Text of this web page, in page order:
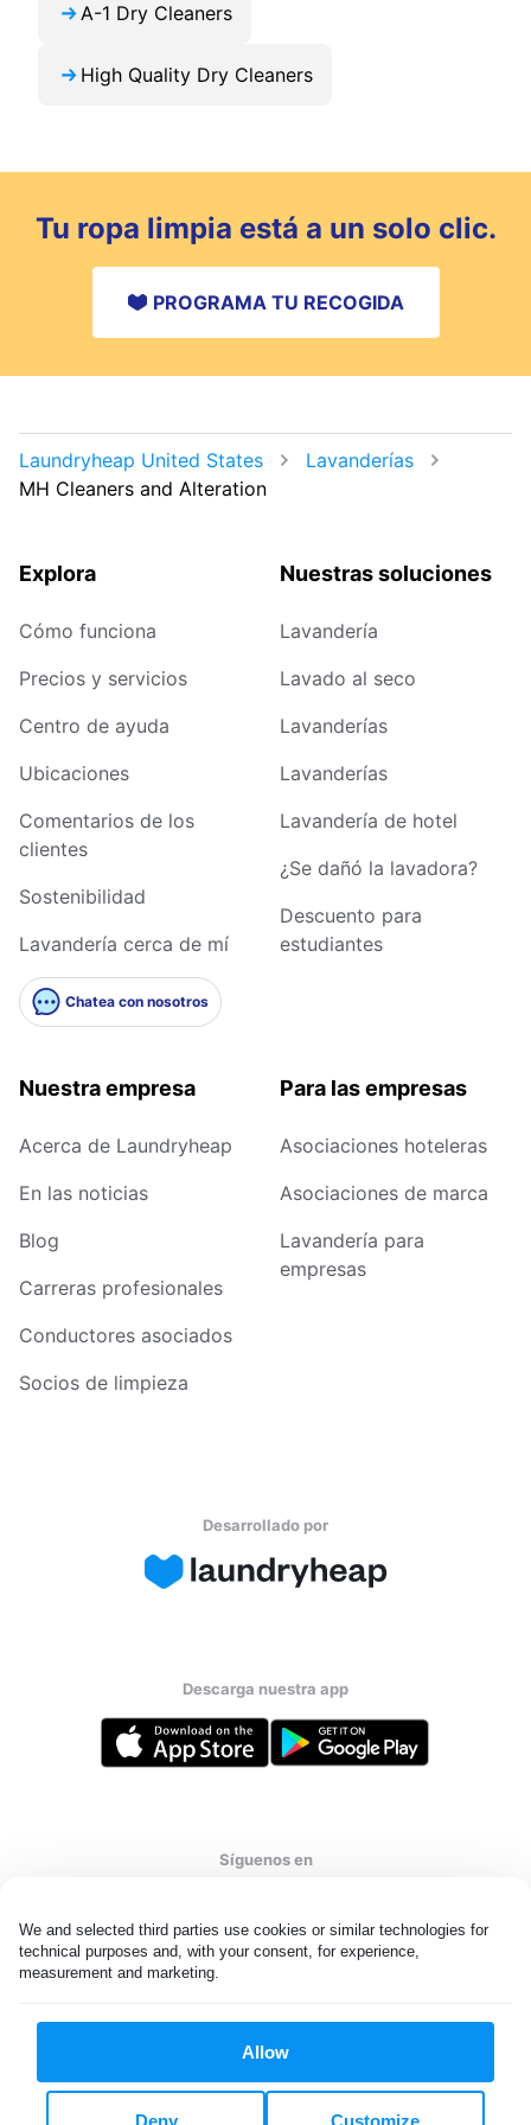
We and selected third parties use cookies or similar technologies for
technical purposes and, with your consent, for experience,
measurement and marketing.
Allow
Customize
Deny
A-1 Dry Cleaners
High Quality Dry Cleaners
Tu ropa limpia está a un solo clic.
PROGRAMA TU RECOGIDA
Laundryheap United States
Lavanderías
MH Cleaners and Alteration
Explora
Cómo funciona
Precios y servicios
Centro de ayuda
Ubicaciones
Comentarios de los
clientes
Sostenibilidad
Lavandería cerca de mí
Chatea con nosotros
Nuestras soluciones
Lavandería
Lavado al seco
Lavanderías
Lavanderías
Lavandería de hotel
¿Se dañó la lavadora?
Descuento para
estudiantes
Nuestra empresa
Acerca de Laundryheap
En las noticias
Blog
Carreras profesionales
Conductores asociados
Socios de limpieza
Para las empresas
Asociaciones hoteleras
Asociaciones de marca
Lavandería para
empresas
Desarrollado por
Descarga nuestra app
Síguenos en
esta página usted acepta nuestrapolítica de privacidady